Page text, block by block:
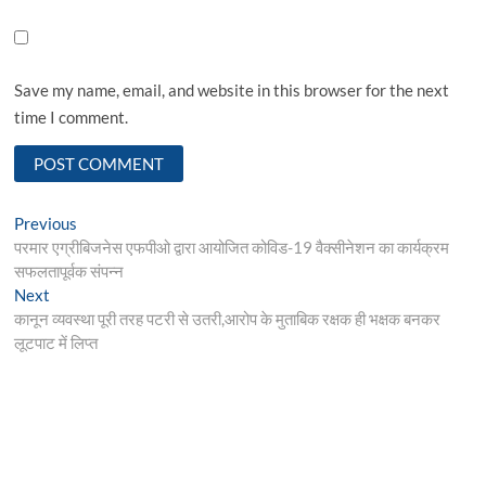
Save my name, email, and website in this browser for the next
time I comment.
Post
navigation
Previous
post:
परमार एग्रीबिजनेस एफपीओ द्वारा आयोजित कोविड-19 वैक्सीनेशन का कार्यक्रम
सफलतापूर्वक संपन्न
Next
post:
कानून व्यवस्था पूरी तरह पटरी से उतरी,आरोप के मुताबिक रक्षक ही भक्षक बनकर
लूटपाट में लिप्त